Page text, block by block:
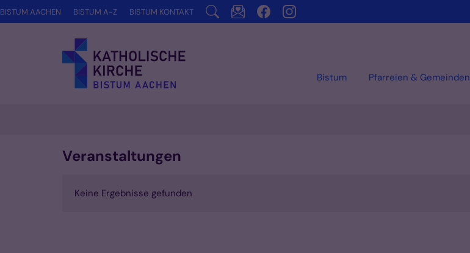
Zum Inhalt springen
Bistum Pfarreien & Gemeinden
BISTUM AACHEN BISTUM A-Z BISTUM KONTAKT
Veranstaltungen
Keine Ergebnisse gefunden